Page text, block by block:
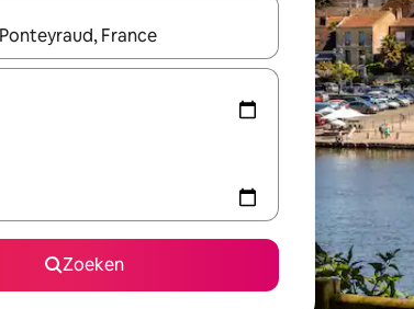
beschikbaar zijn, maak je een keuze met je de
Zoeken